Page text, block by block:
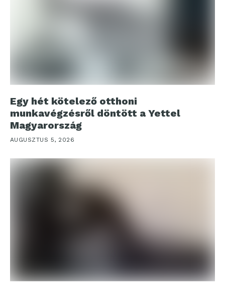
Egy hét kötelező otthoni
munkavégzésről döntött a Yettel
Magyarország
AUGUSZTUS 5, 2026